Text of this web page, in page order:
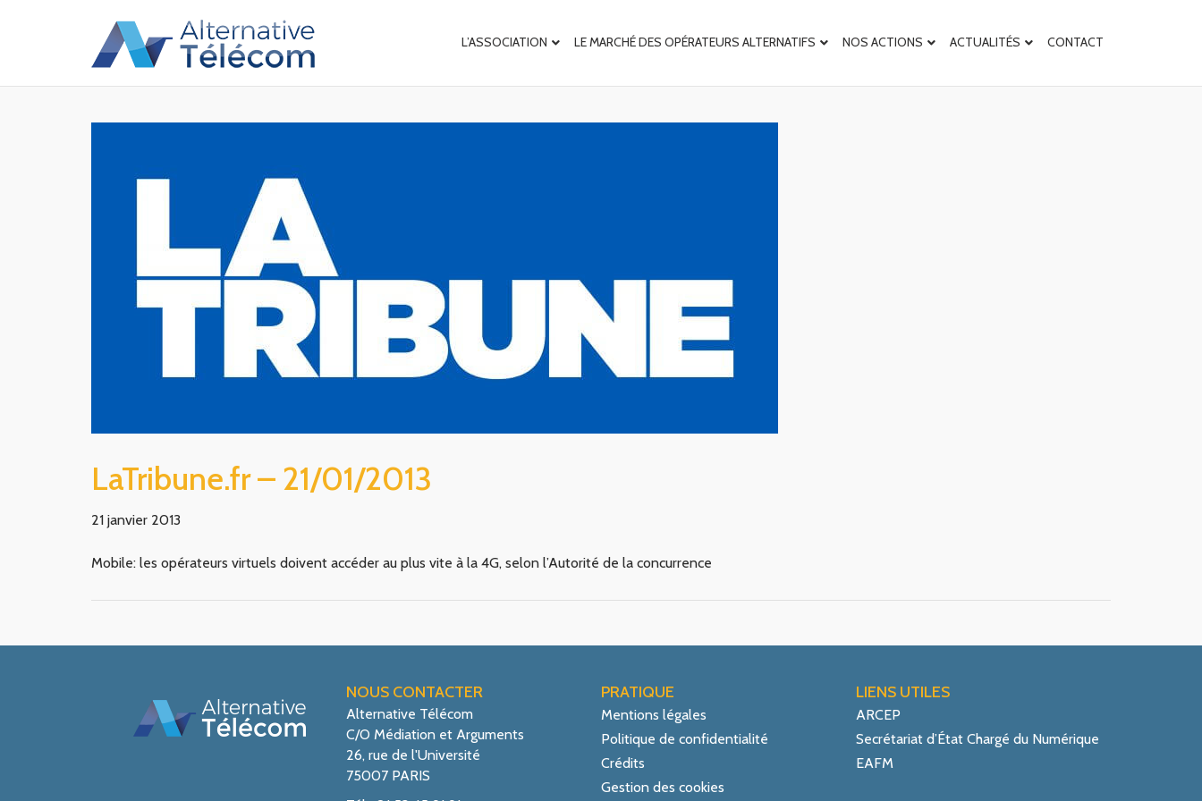
L’ASSOCIATION LE MARCHÉ DES OPÉRATEURS ALTERNATIFS NOS ACTIONS ACTUALITÉS CONTACT
LaTribune.fr – 21/01/2013
21 janvier 2013
Mobile: les opérateurs virtuels doivent accéder au plus vite à la 4G, selon l’Autorité de la concurrence
NOUS CONTACTER
Alternative Télécom
C/O Médiation et Arguments
26, rue de l'Université
75007 PARIS
PRATIQUE
Mentions légales
Politique de confidentialité
Crédits
Gestion des cookies
LIENS UTILES
ARCEP
Secrétariat d’État Chargé du Numérique
EAFM